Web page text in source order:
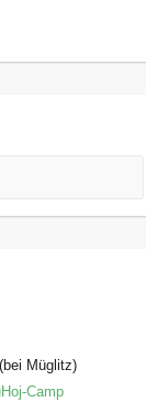
Müglitz)
Camp